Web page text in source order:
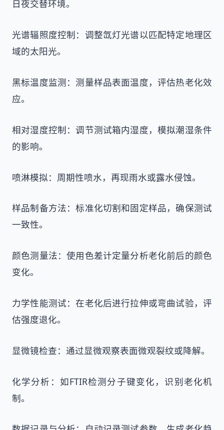
日夜交替环境。
光谱辐照度控制：调整氙灯光谱以匹配特定地理区
域的太阳光。
黑标温度监测：测量样品表面温度，评估热老化效
应。
相对湿度控制：调节测试箱内湿度，模拟潮湿条件
的影响。
喷淋模拟：周期性喷水，再现雨水或露水侵蚀。
样品制备方法：标准化切割和固定样品，确保测试
一致性。
颜色测量法：使用色差计定量分析老化前后的颜色
变化。
力学性能测试：在老化后进行拉伸或弯曲试验，评
估强度退化。
显微镜检查：通过显微观察表面微观裂纹或降解。
化学分析：如FTIR检测分子键变化，识别老化机
制。